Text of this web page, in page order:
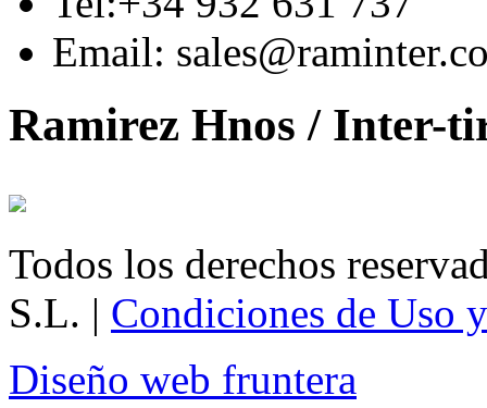
Email:
Ramirez Hnos / Inter-
Todos los derechos
S.L. | Condiciones de Uso
Diseño web fruntera